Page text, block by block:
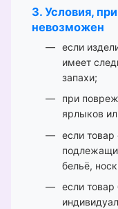
3. Условия,
невозможен
если
имеет
запахи;
при
ярлыков
если товар
бельё,
если товар